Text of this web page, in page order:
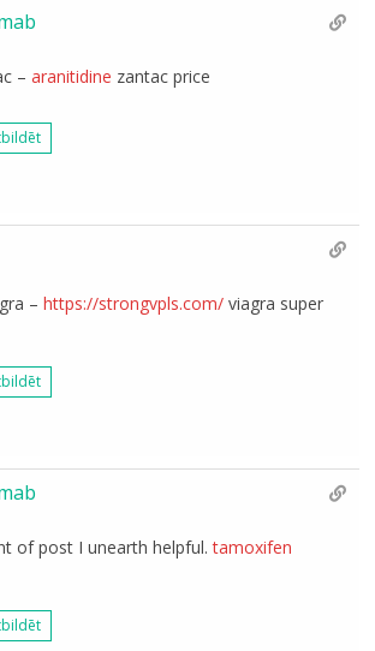
–aranitidine zantac price
–https://strongvpls.com/ viagra super
of post I unearth helpful.tamoxifen